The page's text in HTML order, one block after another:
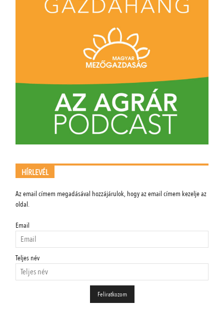
HÍRLEVÉL
Az email címem megadásával hozzájárulok, hogy az email címem kezelje az
oldal.
Email
Teljes név